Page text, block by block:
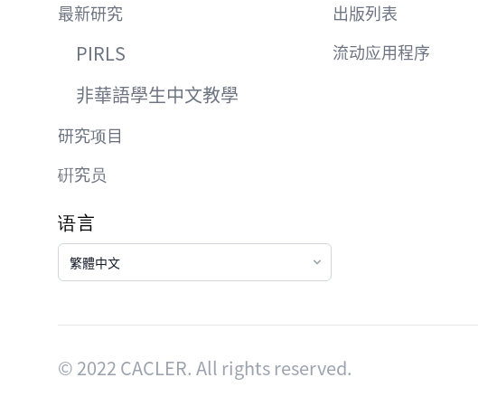
最新研究
PIRLS
非華語學⽣中⽂教學
研究项目
硏究员
出版列表
流动应用程序
语言
语言
© 2022 CACLER. All rights reserved.